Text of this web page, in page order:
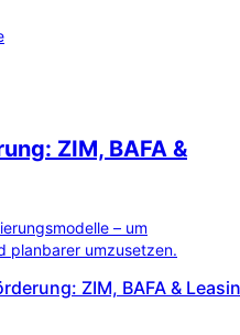
ZIM, BAFA &
– um
planbarer umzusetzen.
ZIM, BAFA &